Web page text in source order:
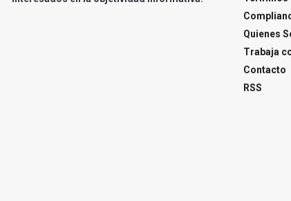
Quienes
Trabaja
Contacto
RSS